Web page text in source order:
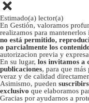
Estimado(a) lector(a)
En Gestión, valoramos
realizamos para mantenerlos
no está permitido,
o parcialmente los
autorizacion previa y
En su lugar, los invitamos a
publicaciones, para que
veraz y de calidad
Asimismo, pueden
exclusivo que elaboramos
Gracias por ayudarnos a